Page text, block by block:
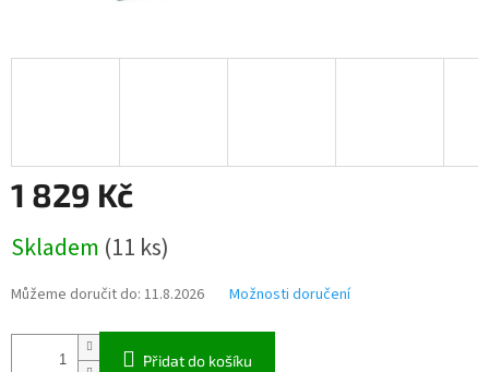
1 829 Kč
cena:
Skladem (11 ks)
Můžeme doručit do: 11.8.2026 Možnosti doručení
Přidat do košíku